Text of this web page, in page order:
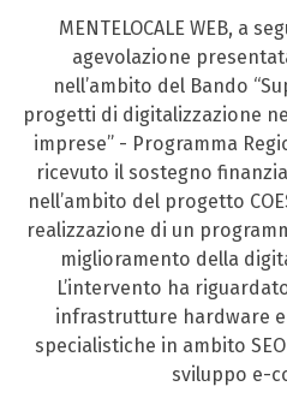
MENTELOCALE WEB, a
agevolazione
nell’ambito del Bando
progetti di digitalizzazione
imprese” - Programma
ricevuto il sostegno
nell’ambito del progetto
realizzazione di un
miglioramento della
L’intervento ha
infrastrutture hardware
specialistiche in ambito
sviluppo e-